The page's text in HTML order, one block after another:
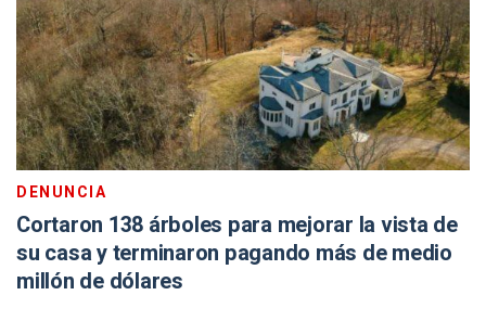
DENUNCIA
Cortaron 138 árboles para mejorar la vista de
su casa y terminaron pagando más de medio
millón de dólares